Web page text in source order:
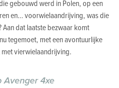
gebouwd werd in Polen, op een
en… voorwielaandrijving, was die
Aan dat laatste bezwaar komt
tegemoet, met een avontuurlijke
vierwielaandrijving.
Avenger 4xe